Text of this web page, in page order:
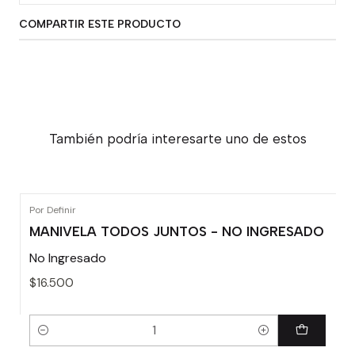
COMPARTIR ESTE PRODUCTO
También podría interesarte uno de estos
Por Definir
MANIVELA TODOS JUNTOS - NO INGRESADO
No Ingresado
$16.500
Cantidad